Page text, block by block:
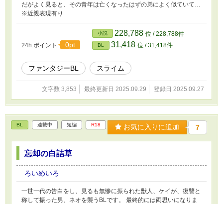
だがよく見ると、その青年は亡くなったはずの弟によく似ていて…
※近親表現有り
24h.ポイント 0pt
小説 228,788 位 / 228,788件
BL 31,418 位 / 31,418件
ファンタジーBL スライム
文字数 3,853 最終更新日 2025.09.29 登録日 2025.09.27
BL 連載中 短編 R18 お気に入りに追加 7
忘却の白詰草
ろいめいろ
一世一代の告白をし、見るも無惨に振られた獣人、ケイが、復讐と
称して振った男、ネオを襲うBLです。 最終的には両思いになりま